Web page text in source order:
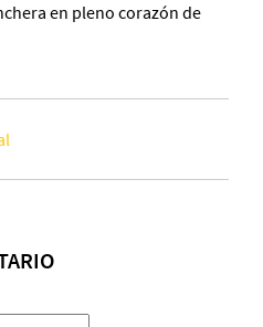
en pleno corazón de